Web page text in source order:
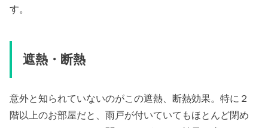
す。
遮熱・断熱
意外と知られていないのがこの遮熱、断熱効果。特に２
階以上のお部屋だと、雨戸が付いていてもほとんど閉め